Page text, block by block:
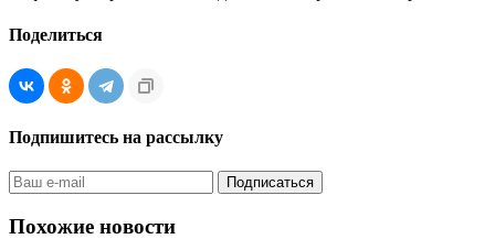
Поделиться
Подпишитесь на рассылку
Похожие новости